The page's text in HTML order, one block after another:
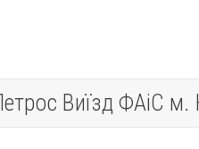
Виїзд ФАіС